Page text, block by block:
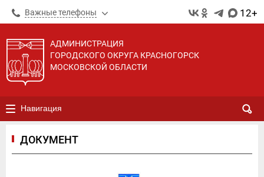
Важные телефоны 12+
АДМИНИСТРАЦИЯ
ГОРОДСКОГО ОКРУГА КРАСНОГОРСК
МОСКОВСКОЙ ОБЛАСТИ
Навигация
ДОКУМЕНТ